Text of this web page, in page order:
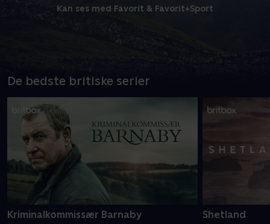
Kan ses med Favorit & Favorit+Sport
De bedste britiske serier
Kriminalkommissær Barnaby Shetland